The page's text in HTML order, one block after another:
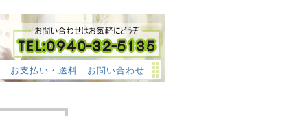
お支払い・送料 お問い合わせ